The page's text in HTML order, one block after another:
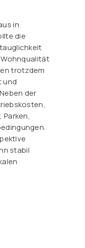
in
die
trotzdem
und
der
stabil